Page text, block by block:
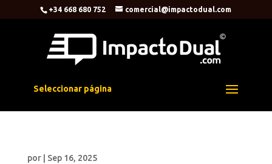
+34 668 680 752 comercial@impactodual.com
Seleccionar página
por Sep 16, 2025